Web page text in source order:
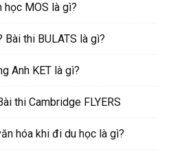
học MOS là gì?
Bài thi BULATS là gì?
Anh KET là gì?
thi Cambridge FLYERS
hóa khi đi du học là gì?